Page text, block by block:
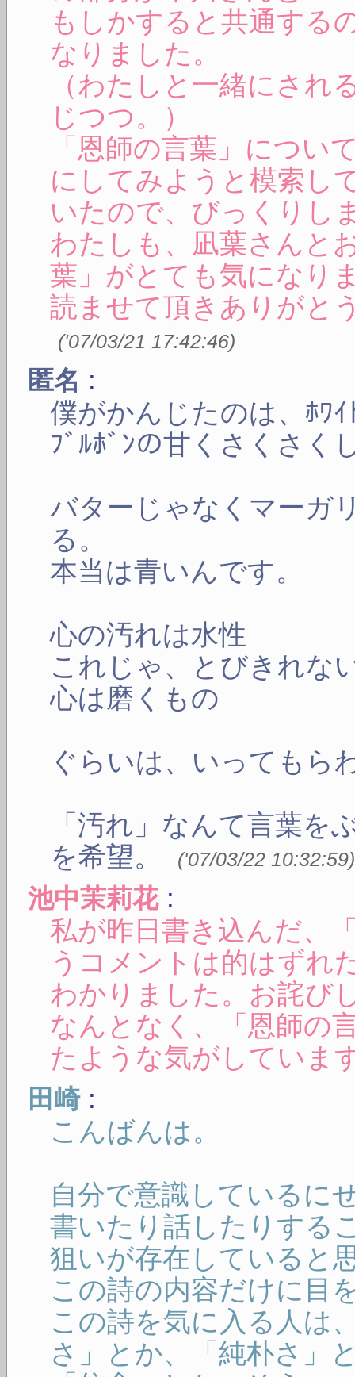
もしかすると共通する
なりました。
（わたしと一緒にされ
じつつ。）
「恩師の言葉」につい
にしてみようと模索し
いたので、びっくりし
わたしも、凪葉さんと
葉」がとても気になり
読ませて頂きありがと
('07/03/21 17:42:46)
匿名 :
僕がかんじたのは、ﾎﾜｲ
ﾌﾞﾙﾎﾞﾝの甘くさくさく
バターじゃなくマーガ
る。
本当は青いんです。
心の汚れは水性
これじゃ、とびきれな
心は磨くもの
ぐらいは、いってもら
「汚れ」なんて言葉を
を希望。
('07/03/22 10:32:59)
池中茉莉花 :
私が昨日書き込んだ、
うコメントは的はずれ
わかりました。お詫び
なんとなく、「恩師の
たような気がしていま
田崎 :
こんばんは。
自分で意識しているに
書いたり話したりする
狙いが存在していると
この詩の内容だけに目
この詩を気に入る人は
さ」とか、「純朴さ」